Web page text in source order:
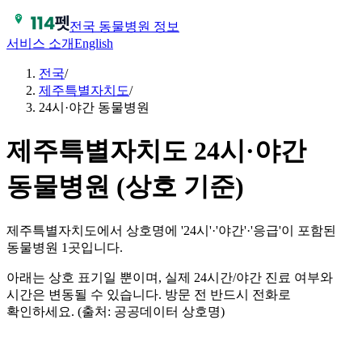
전국 동물병원 정보
서비스 소개English
전국/
제주특별자치도/
24시·야간 동물병원
제주특별자치도 24시·야간
동물병원 (상호 기준)
제주특별자치도에서 상호명에 '24시'·'야간'·'응급'이 포함된
동물병원 1곳입니다.
아래는 상호 표기일 뿐이며, 실제 24시간/야간 진료 여부와
시간은 변동될 수 있습니다. 방문 전 반드시 전화로
확인하세요. (출처: 공공데이터 상호명)